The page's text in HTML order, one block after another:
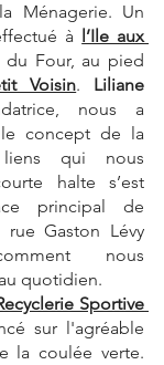
Ménagerie. Un
à
l’Ile aux
du Four, au pied
Voisin. Liliane
nous a
concept de la
qui nous
halte s’est
Gaston Lévy
nous
quotidien.
Sportive
sur l'agréable
la coulée verte.